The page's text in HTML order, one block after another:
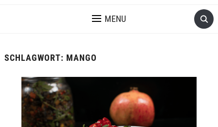
MENU
SCHLAGWORT: MANGO